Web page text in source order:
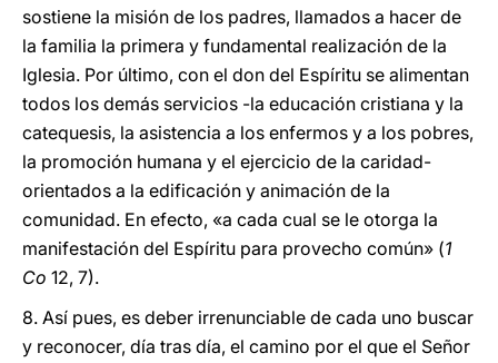
sostiene la misión de los padres, llamados a hacer de
la familia la primera y fundamental realización de la
Iglesia. Por último, con el don del Espíritu se alimentan
todos los demás servicios -la educación cristiana y la
catequesis, la asistencia a los enfermos y a los pobres,
la promoción humana y el ejercicio de la caridad-
orientados a la edificación y animación de la
comunidad. En efecto, «a cada cual se le otorga la
manifestación del Espíritu para provecho común» (1
Co 12, 7).
8. Así pues, es deber irrenunciable de cada uno buscar
y reconocer, día tras día, el camino por el que el Señor